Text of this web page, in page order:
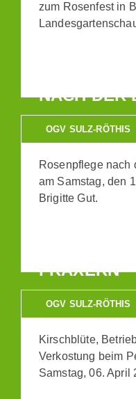
zum Rosenfest in
NACH DER
OGV SULZ-RÖTHIS
Rosenpflege nach
am Samstag, den
Brigitte Gut.
FRAXERN
OGV SULZ-RÖTHIS
Kirschblüte,
Verkostung beim
Samstag, 06. April